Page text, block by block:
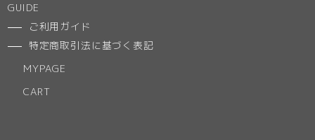
GUIDE
ご利用ガイド
特定商取引法に基づく表記
MYPAGE
CART